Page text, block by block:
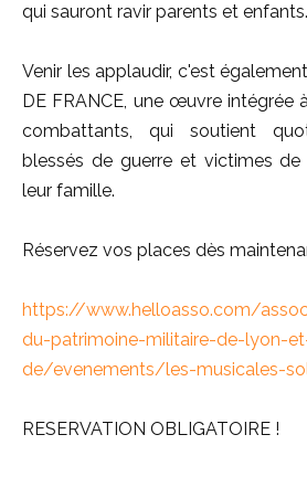
qui sauront ravir parents et enfants.
Venir les applaudir, c'est
DE FRANCE, une œuvre intégrée
combattants, qui soutient
blessés de guerre et victimes de
leur famille.
Réservez vos places dès
https://www.helloasso.com/
du-patrimoine-militaire-de-lyon-
de/evenements/les-musicales-
RESERVATION OBLIGATOIRE !